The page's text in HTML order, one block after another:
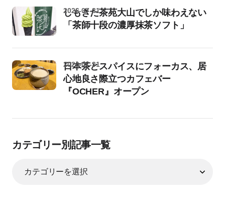
しもきた茶苑大山でしか味わえない
「茶師十段の濃厚抹茶ソフト」
2026-07-31
日本茶とスパイスにフォーカス、居
心地良さ際立つカフェバー
『OCHER』オープン
2026-07-31
カテゴリー別記事一覧